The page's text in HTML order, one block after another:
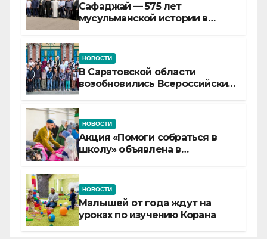
Сафаджай — 575 лет
мусульманской истории в
НОВОСТИ
В Саратовской области
возобновились Всероссийские
НОВОСТИ
Акция «Помоги собраться в
школу» объявлена в
НОВОСТИ
Малышей от года ждут на
уроках по изучению Корана